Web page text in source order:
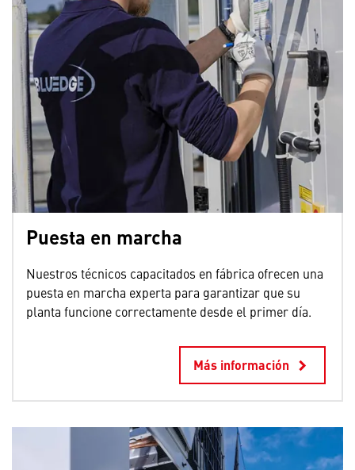
Puesta en marcha
Nuestros técnicos capacitados en fábrica ofrecen una
puesta en marcha experta para garantizar que su
planta funcione correctamente desde el primer día.
Más información keyboard_arrow_right